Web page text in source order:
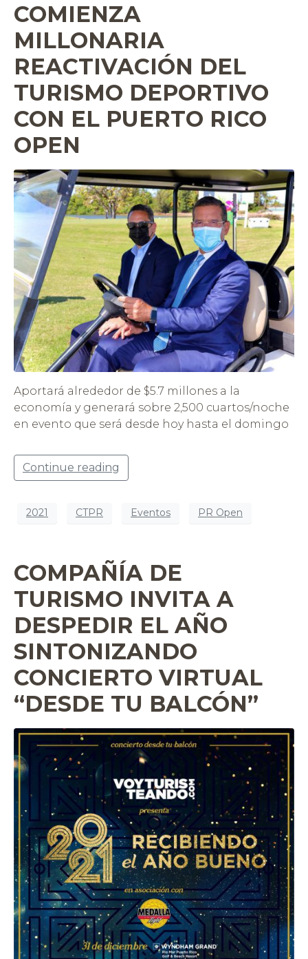
COMIENZA
MILLONARIA
REACTIVACIÓN DEL
TURISMO DEPORTIVO
CON EL PUERTO RICO
OPEN
Aportará alrededor de $5.7 millones a la
economía y generará sobre 2,500 cuartos/noche
en evento que será desde hoy hasta el domingo
Continue reading
2021 CTPR Eventos PR Open
COMPAÑÍA DE
TURISMO INVITA A
DESPEDIR EL AÑO
SINTONIZANDO
CONCIERTO VIRTUAL
“DESDE TU BALCÓN”